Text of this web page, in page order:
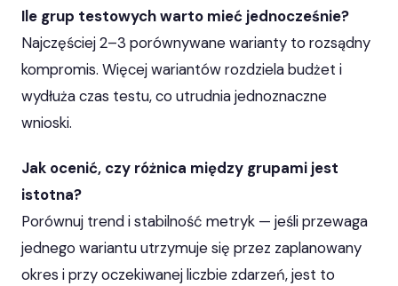
Ile grup testowych warto mieć jednocześnie?
Najczęściej 2–3 porównywane warianty to rozsądny
kompromis. Więcej wariantów rozdziela budżet i
wydłuża czas testu, co utrudnia jednoznaczne
wnioski.
Jak ocenić, czy różnica między grupami jest
istotna?
Porównuj trend i stabilność metryk — jeśli przewaga
jednego wariantu utrzymuje się przez zaplanowany
okres i przy oczekiwanej liczbie zdarzeń, jest to